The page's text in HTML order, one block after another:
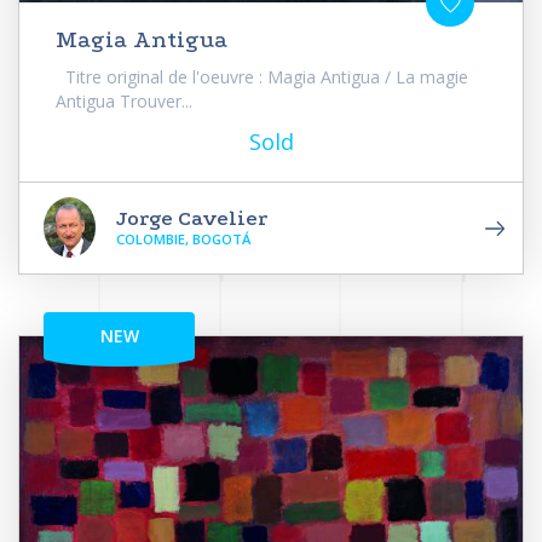
Magia Antigua
Titre original de l'oeuvre : Magia Antigua / La magie
Antigua Trouver...
Sold
Jorge Cavelier
COLOMBIE, BOGOTÁ
NEW